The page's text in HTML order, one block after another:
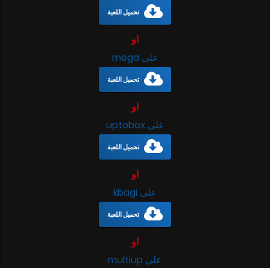
تحميل اللعبة
او
على mega
تحميل اللعبة
او
على uptobox
تحميل اللعبة
او
على kbagi
تحميل اللعبة
او
على multiup